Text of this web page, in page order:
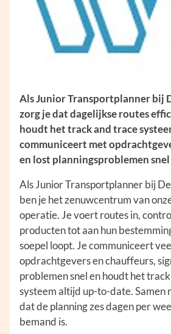
Als Junior Transportplanner bij
zorg je dat dagelijkse routes
houdt het track and trace
communiceert met
en lost planningsproblemen
Als Junior Transportplanner bij
ben je het zenuwcentrum van
operatie. Je voert routes in,
producten tot aan hun
soepel loopt. Je communiceert
opdrachtgevers en chauffeurs,
problemen snel en houdt het
systeem altijd up-to-date. Samen
dat de planning zes dagen per
bemand is.